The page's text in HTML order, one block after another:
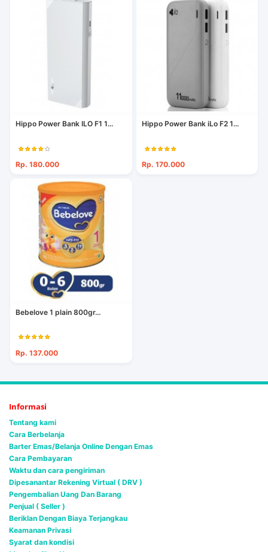
Hippo Power Bank ILO F1 1...
Rp. 180.000
Hippo Power Bank iLo F2 1...
Rp. 170.000
Bebelove 1 plain 800gr...
Rp. 137.000
Informasi
Tentang kami
Cara Berbelanja
Barter Emas/Belanja Online Dengan Emas
Cara Pembayaran
Waktu dan cara pengiriman
Dipesanantar Rekening Virtual ( DRV )
Pengembalian Uang Dan Barang
Penjual ( Seller )
Beriklan Dengan Biaya Terjangkau
Keamanan Privasi
Syarat dan kondisi